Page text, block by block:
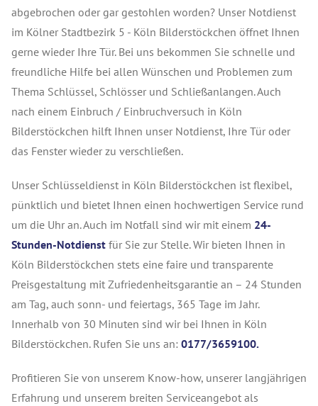
abgebrochen oder gar gestohlen worden? Unser Notdienst
im Kölner Stadtbezirk 5 - Köln Bilderstöckchen öffnet Ihnen
gerne wieder Ihre Tür. Bei uns bekommen Sie schnelle und
freundliche Hilfe bei allen Wünschen und Problemen zum
Thema Schlüssel, Schlösser und Schließanlangen. Auch
nach einem Einbruch / Einbruchversuch in Köln
Bilderstöckchen hilft Ihnen unser Notdienst, Ihre Tür oder
das Fenster wieder zu verschließen.
Unser Schlüsseldienst in Köln Bilderstöckchen ist flexibel,
pünktlich und bietet Ihnen einen hochwertigen Service rund
um die Uhr an. Auch im Notfall sind wir mit einem 24-
Stunden-Notdienst für Sie zur Stelle. Wir bieten Ihnen in
Köln Bilderstöckchen stets eine faire und transparente
Preisgestaltung mit Zufriedenheitsgarantie an – 24 Stunden
am Tag, auch sonn- und feiertags, 365 Tage im Jahr.
Innerhalb von 30 Minuten sind wir bei Ihnen in Köln
Bilderstöckchen. Rufen Sie uns an: 0177/3659100.
Profitieren Sie von unserem Know-how, unserer langjährigen
Erfahrung und unserem breiten Serviceangebot als